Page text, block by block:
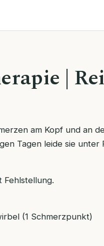
|
am Kopf und an
Tagen leide sie unter
Fehlstellung.
(1 Schmerzpunkt)